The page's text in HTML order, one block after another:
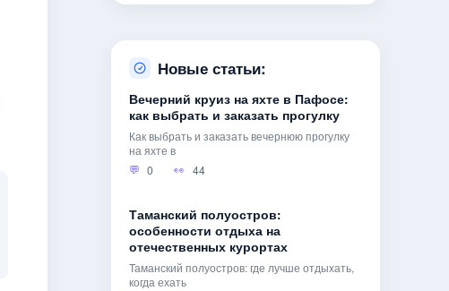
Новые статьи:
Вечерний круиз на яхте в Пафосе:
как выбрать и заказать прогулку
Как выбрать и заказать вечернюю прогулку
на яхте в
0
44
Таманский полуостров:
особенности отдыха на
отечественных курортах
Таманский полуостров: где лучше отдыхать,
когда ехать